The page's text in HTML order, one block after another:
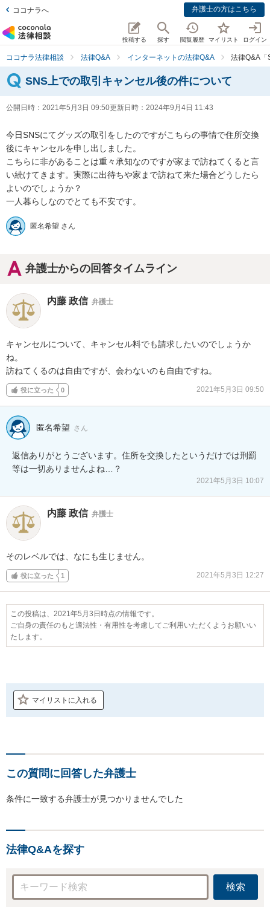
ココナラへ 弁護士の方はこちら
投稿する 探す 閲覧履歴 マイリスト ログイン
ココナラ法律相談 法律Q&A インターネットの法律Q&A 法律Q&A
SNS上での取引キャンセル後の件について
公開日時： 2021年5月3日 09:50更新日時： 2024年9月4日 11:43
今日SNSにてグッズの取引をしたのですがこちらの事情で住所交換
後にキャンセルを申し出しました。
こちらに非があることは重々承知なのですが家まで訪ねてくると言
い続けてきます。実際に出待ちや家まで訪ねて来た場合どうしたら
よいのでしょうか？
一人暮らしなのでとても不安です。
匿名希望 さん
弁護士からの回答タイムライン
内藤 政信 弁護士
キャンセルについて、キャンセル料でも請求したいのでしょうか
ね。
訪ねてくるのは自由ですが、会わないのも自由ですね。
役に立った 0 2021年5月3日 09:50
匿名希望 さん
返信ありがとうございます。住所を交換したというだけでは刑罰
等は一切ありませんよね…？
2021年5月3日 10:07
内藤 政信 弁護士
そのレベルでは、なにも生じません。
役に立った 1 2021年5月3日 12:27
この投稿は、2021年5月3日時点の情報です。
ご自身の責任のもと適法性・有用性を考慮してご利用いただくようお願いい
たします。
マイリストに入れる
この質問に回答した弁護士
条件に一致する弁護士が見つかりませんでした
法律Q&Aを探す
検索